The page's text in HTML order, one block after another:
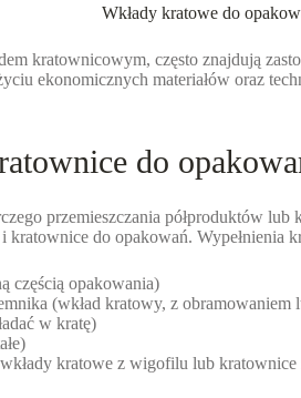
Wkłady kratowe do
kratownicowym, często znajdują
ekonomicznych materiałów oraz
do
przemieszczania półproduktów
i kratownice do opakowań. Wypełnienia
częścią opakowania)
(wkład kratowy, z obramowaniem
w kratę)
kratowe z wigofilu lub